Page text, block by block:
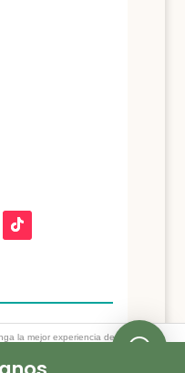
la mejor experiencia de usuario. Si